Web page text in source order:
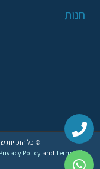
קריית שמונהדף הבית
אודות
חנות
© כל הזכויות
Privacy Policy and Terms of